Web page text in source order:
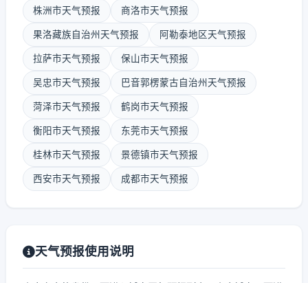
株洲市天气预报 商洛市天气预报
果洛藏族自治州天气预报 阿勒泰地区天气预报
拉萨市天气预报 保山市天气预报
吴忠市天气预报 巴音郭楞蒙古自治州天气预报
菏泽市天气预报 鹤岗市天气预报
衡阳市天气预报 东莞市天气预报
桂林市天气预报 景德镇市天气预报
西安市天气预报 成都市天气预报
天气预报使用说明